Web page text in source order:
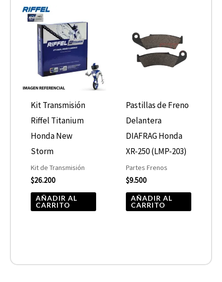
Kit Transmisión
Riffel Titanium
Honda New
Storm
Kit de Transmisión
$26.200
AÑADIR AL
CARRITO
Pastillas de Freno
Delantera
DIAFRAG Honda
XR-250 (LMP-203)
Partes Frenos
$9.500
AÑADIR AL
CARRITO